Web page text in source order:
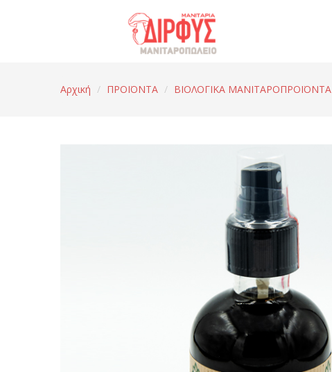
Αρχική / ΠΡΟΪΟΝΤΑ / ΒΙΟΛΟΓΙΚΑ ΜΑΝΙΤΑΡΟΠΡΟΪΟΝΤΑ